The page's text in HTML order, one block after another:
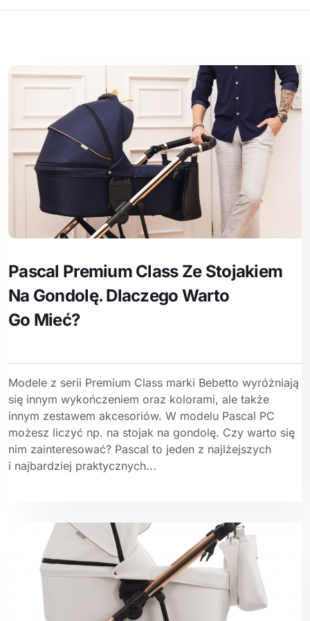
Pascal Premium Class Ze Stojakiem
Na Gondolę. Dlaczego Warto
Go Mieć?
Modele z serii Premium Class marki Bebetto wyróżniają
się innym wykończeniem oraz kolorami, ale także
innym zestawem akcesoriów. W modelu Pascal PC
możesz liczyć np. na stojak na gondolę. Czy warto się
nim zainteresować? Pascal to jeden z najlżejszych
i najbardziej praktycznych...